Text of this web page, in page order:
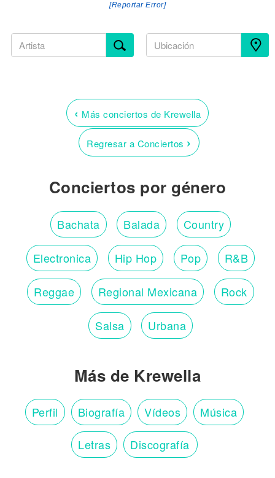
[Reportar Error]
‹ Más conciertos de Krewella
Regresar a Conciertos ›
Conciertos por género
Bachata Balada Country
Electronica Hip Hop Pop R&B
Reggae Regional Mexicana Rock
Salsa Urbana
Más de Krewella
Perfil Biografía Vídeos Música
Letras Discografía